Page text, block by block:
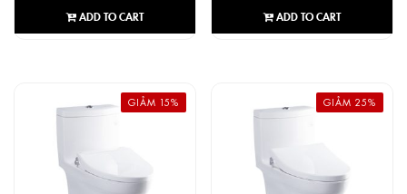
ADD TO CART ADD TO CART
GIẢM 15% GIẢM 25%